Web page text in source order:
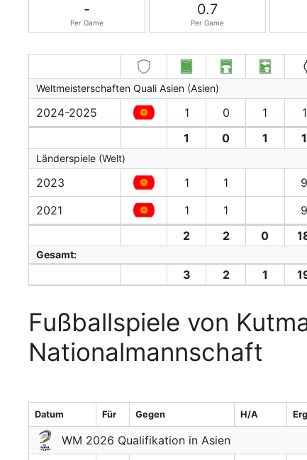
-
Per Game
0.7
Per Game
Weltmeisterschaften Quali Asien (Asien)
2024-2025 1 0 1
1
0 1
Länderspiele (Welt)
2023 1 1
2021
1 1
2
2 0
Gesamt:
3 2 1
Fußballspiele von
Nationalmannschaft
Datum Für Gegen H/A
WM 2026 Qualifikation in Asien